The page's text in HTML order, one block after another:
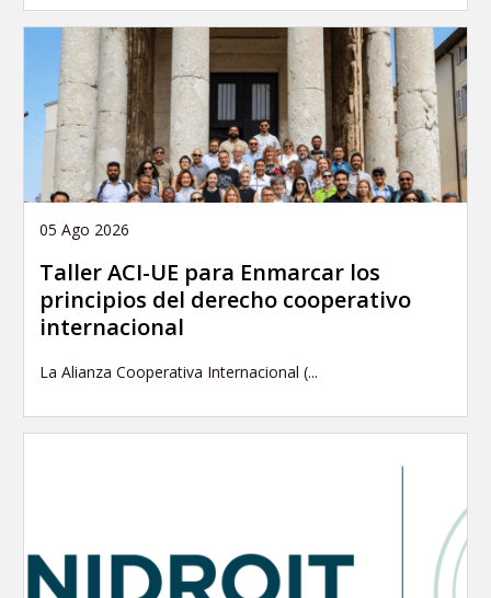
05 Ago 2026
Taller ACI-UE para Enmarcar los
principios del derecho cooperativo
internacional
La Alianza Cooperativa Internacional (...